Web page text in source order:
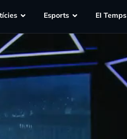
Esports EI Temps